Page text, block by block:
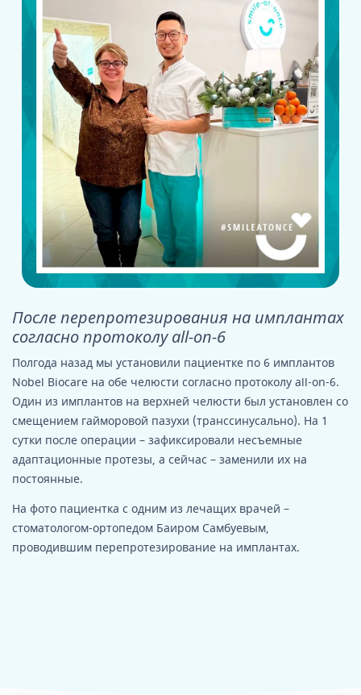
После перепротезирования на имплантах
согласно протоколу all-on-6
Полгода назад мы установили пациентке по 6 имплантов
Nobel Biocare на обе челюсти согласно протоколу all-on-6.
Один из имплантов на верхней челюсти был установлен со
смещением гайморовой пазухи (транссинусально). На 1
сутки после операции – зафиксировали несъемные
адаптационные протезы, а сейчас – заменили их на
постоянные.
На фото пациентка с одним из лечащих врачей –
стоматологом-ортопедом Баиром Самбуевым,
проводившим перепротезирование на имплантах.